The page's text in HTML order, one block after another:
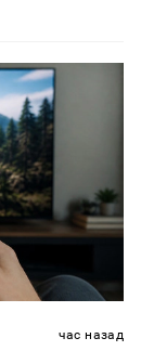
час назад